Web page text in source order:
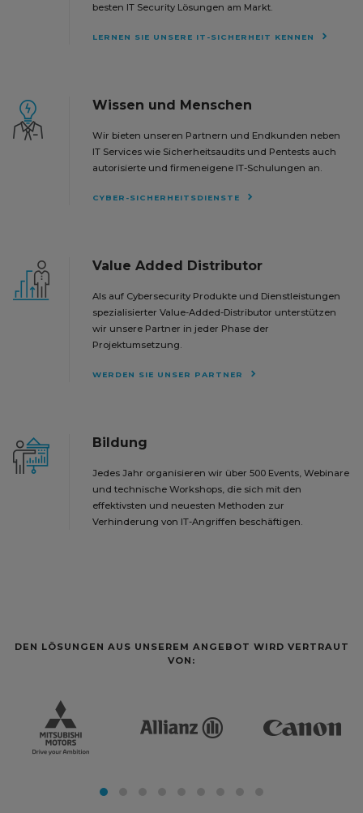
besten IT Security Lösungen am Markt.
LERNEN SIE UNSERE IT-SICHERHEIT KENNEN
Wissen und Menschen
Wir bieten unseren Partnern und Endkunden neben
IT Services wie Sicherheitsaudits und Pentests auch
autorisierte und firmeneigene IT-Schulungen an.
CYBER-SICHERHEITSDIENSTE
Value Added Distributor
Als auf Cybersecurity Produkte und Dienstleistungen
spezialisierter Value-Added-Distributor unterstützen
wir unsere Partner in jeder Phase der
Projektumsetzung.
WERDEN SIE UNSER PARTNER
Bildung
Jedes Jahr organisieren wir über 500 Events, Webinare
und technische Workshops, die sich mit den
effektivsten und neuesten Methoden zur
Verhinderung von IT-Angriffen beschäftigen.
DEN LÖSUNGEN AUS UNSEREM ANGEBOT WIRD VERTRAUT
VON: